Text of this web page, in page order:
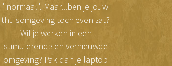
"normaal". Maar...ben je jouw
thuisomgeving toch even zat?
Wil je werken in een
stimulerende en vernieuwde
omgeving? Pak dan je laptop